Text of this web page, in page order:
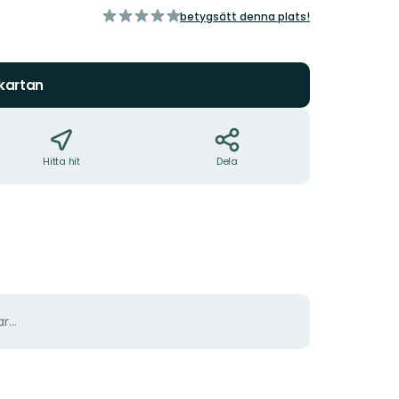
av
betygsätt denna plats!
Hitta hit Dela